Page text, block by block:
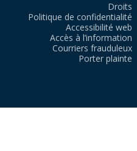
Droits
Politique de confidentialité
Accessibilité web
Accès à l’information
Courriers frauduleux
Porter plainte